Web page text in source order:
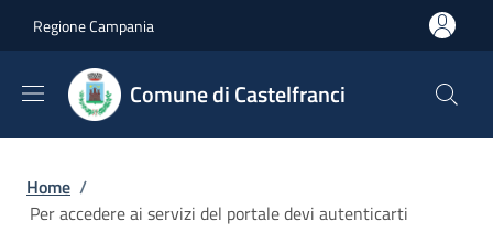
Regione Campania
Comune di Castelfranci
Briciole di pane
Home /
Per accedere ai servizi del portale devi autenticarti